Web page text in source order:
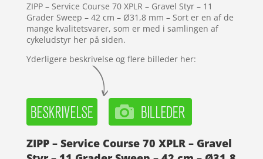
ZIPP – Service Course 70 XPLR – Gravel Styr – 11
Grader Sweep – 42 cm – Ø31,8 mm – Sort er en af de
mange kvalitetsvarer, som er med i samlingen af
cykeludstyr her på siden.
Yderligere beskrivelse og flere billeder her:
ZIPP – Service Course 70 XPLR – Gravel